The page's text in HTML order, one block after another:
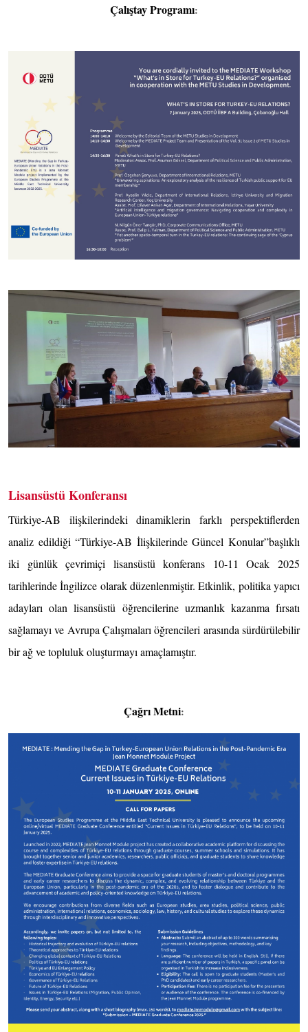
Çalıştay Programı:
Lisansüstü Konferansı
Türkiye-AB ilişkilerindeki dinamiklerin farklı perspektiflerden
analiz edildiği “Türkiye-AB İlişkilerinde Güncel Konular”başlıklı
iki günlük çevrimiçi lisansüstü konferans 10-11 Ocak 2025
tarihlerinde İngilizce olarak düzenlenmiştir. Etkinlik, politika yapıcı
adayları olan lisansüstü öğrencilerine uzmanlık kazanma fırsatı
sağlamayı ve Avrupa Çalışmaları öğrencileri arasında sürdürülebilir
bir ağ ve topluluk oluşturmayı amaçlamıştır.
Çağrı Metni: